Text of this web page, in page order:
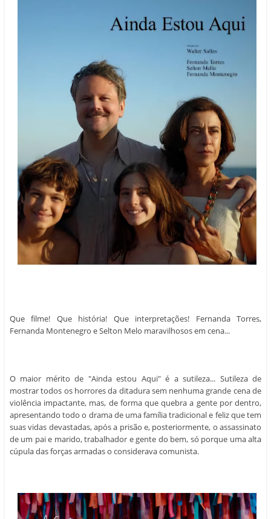
Que filme! Que história! Que interpretações! Fernanda Torres,
Fernanda Montenegro e Selton Melo maravilhosos em cena...
O maior mérito de "Ainda estou Aqui" é a sutileza... Sutileza de
mostrar todos os horrores da ditadura sem nenhuma grande cena de
violência impactante, mas, de forma que quebra a gente por dentro,
apresentando todo o drama de uma família tradicional e feliz que tem
suas vidas devastadas, após a prisão e, posteriormente, o assassinato
de um pai e marido, trabalhador e gente do bem, só porque uma alta
cúpula das forças armadas o considerava comunista.